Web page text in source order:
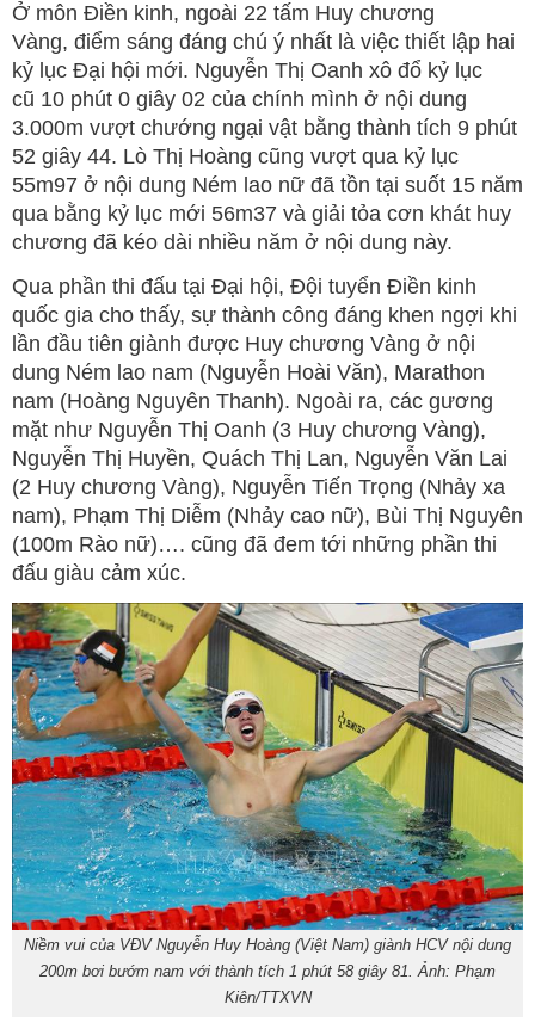
Ở môn Điền kinh, ngoài 22 tấm Huy chương
Vàng, điểm sáng đáng chú ý nhất là việc thiết lập hai
kỷ lục Đại hội mới. Nguyễn Thị Oanh xô đổ kỷ lục
cũ 10 phút 0 giây 02 của chính mình ở nội dung
3.000m vượt chướng ngại vật bằng thành tích 9 phút
52 giây 44. Lò Thị Hoàng cũng vượt qua kỷ lục
55m97 ở nội dung Ném lao nữ đã tồn tại suốt 15 năm
qua bằng kỷ lục mới 56m37 và giải tỏa cơn khát huy
chương đã kéo dài nhiều năm ở nội dung này.
Qua phần thi đấu tại Đại hội, Đội tuyển Điền kinh
quốc gia cho thấy, sự thành công đáng khen ngợi khi
lần đầu tiên giành được Huy chương Vàng ở nội
dung Ném lao nam (Nguyễn Hoài Văn), Marathon
nam (Hoàng Nguyên Thanh). Ngoài ra, các gương
mặt như Nguyễn Thị Oanh (3 Huy chương Vàng),
Nguyễn Thị Huyền, Quách Thị Lan, Nguyễn Văn Lai
(2 Huy chương Vàng), Nguyễn Tiến Trọng (Nhảy xa
nam), Phạm Thị Diễm (Nhảy cao nữ), Bùi Thị Nguyên
(100m Rào nữ)…. cũng đã đem tới những phần thi
đấu giàu cảm xúc.
Niềm vui của VĐV Nguyễn Huy Hoàng (Việt Nam) giành HCV nội dung
200m bơi bướm nam với thành tích 1 phút 58 giây 81. Ảnh: Phạm
Kiên/TTXVN